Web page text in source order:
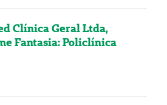
Clínica Geral Ltda,
Fantasia: Policlínica